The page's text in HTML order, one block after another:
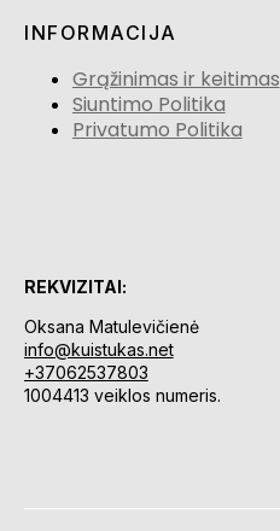
INFORMACIJA
Grąžinimas ir keitimas
Siuntimo Politika
Privatumo Politika
REKVIZITAI:
Oksana Matulevičienė
info@kuistukas.net
+37062537803
1004413 veiklos numeris.